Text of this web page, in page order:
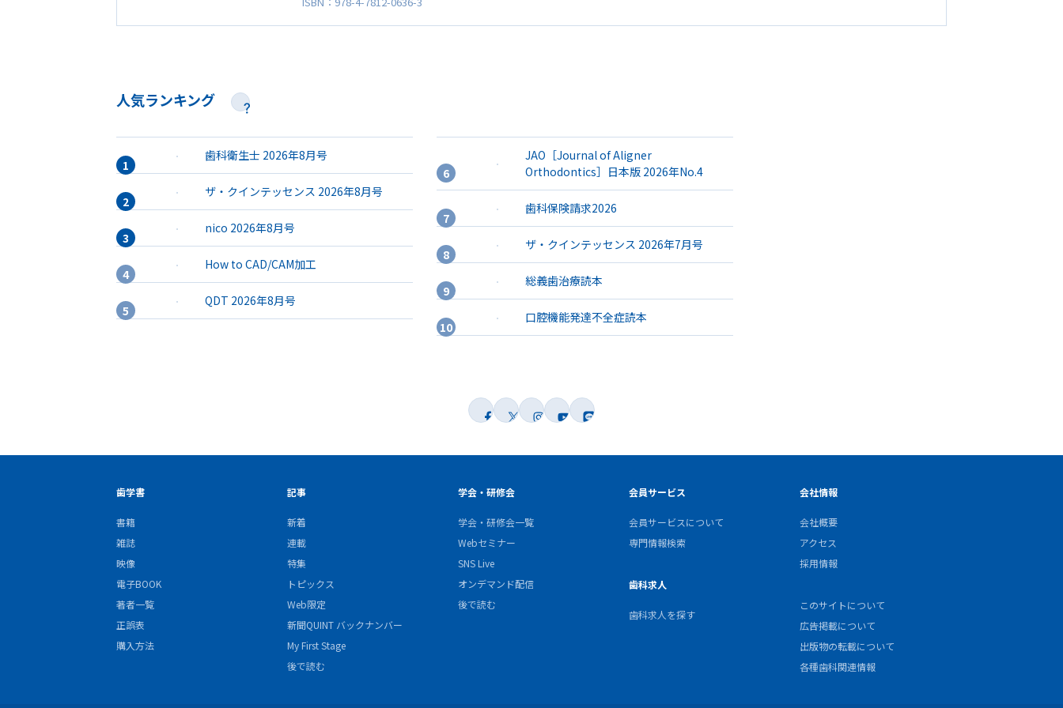
人気ランキング
歯科衛生士 2026年8月号
ザ・クインテッセンス 2026年8月号
nico 2026年8月号
How to CAD/CAM加工
QDT 2026年8月号
JAO［Journal of Aligner
Orthodontics］日本版 2026年No.4
歯科保険請求2026
ザ・クインテッセンス 2026年7月号
総義歯治療読本
口腔機能発達不全症読本
歯学書
書籍
雑誌
映像
電子BOOK
著者一覧
正誤表
購入方法
記事
新着
連載
特集
トピックス
Web限定
新聞QUINT バックナンバー
My First Stage
後で読む
学会・研修会
学会・研修会一覧
Webセミナー
SNS Live
オンデマンド配信
後で読む
会員サービス
会員サービスについて
専門情報検索
歯科求人
歯科求人を探す
会社情報
会社概要
アクセス
採用情報
このサイトについて
広告掲載について
出版物の転載について
各種歯科関連情報